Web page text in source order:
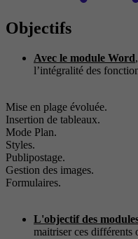
Objectifs
Avec le module Word
l’intégralité des
Mise en plage évoluée.
Insertion de tableaux.
Mode Plan.
Styles.
Publipostage.
Gestion des images.
Formulaires.
L'objectif des
maitriser ces différents